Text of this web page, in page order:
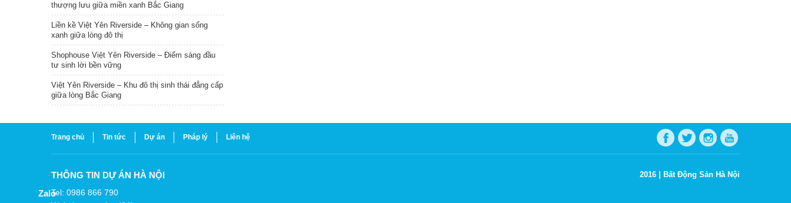
thượng lưu giữa miền xanh Bắc Giang
Liền kề Việt Yên Riverside – Không gian sống
xanh giữa lòng đô thị
Shophouse Việt Yên Riverside – Điểm sáng đầu
tư sinh lời bền vững
Việt Yên Riverside – Khu đô thị sinh thái đẳng cấp
giữa lòng Bắc Giang
Trang chủ Tin tức Dự án Pháp lý Liên hệ
THÔNG TIN DỰ ÁN HÀ NỘI
Tel: 0986 866 790
2016 | Bất Động Sản Hà Nội
Zalo